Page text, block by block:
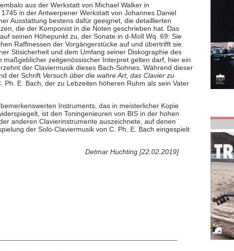
aus der Werkstatt von Michael Walker in
in der Antwerpener Werkstatt von Johannes Daniel
Ausstattung bestens dafür geeignet, die detaillierten
die der Komponist in die Noten geschrieben hat. Das
seinen Höhepunkt zu, der Sonate in d-Moll Wq. 69: Sie
Raffinessen der Vorgängerstücke auf und übertrifft sie.
Stisicherheit und dem Umfang seiner Diskographie des
maßgeblicher zeitgenössischer Interpret gelten darf, hier ein
der Claviermusik dieses Bach-Sohnes. Während dieser
der Schrift Versuch über die wahre Art, das Clavier zu
Ph. E. Bach, der zu Lebzeiten höheren Ruhm als sein Vater
Instruments, das in meisterlicher Kopie
ist den Toningenieuren von BIS in der hohen
anderen Clavierinstrumente auszeichnete, auf denen
der Solo-Claviermusik von C. Ph. E. Bach eingespielt
Detmar Huchting [22.02.2019]